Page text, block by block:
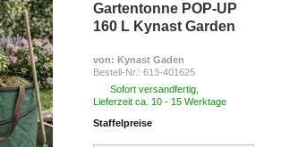
Gartentonne POP-UP
160 L Kynast Garden
von: Kynast Gaden
Bestell-Nr.: 613-401625
Sofort versandfertig,
Lieferzeit ca. 10 - 15 Werktage
Staffelpreise